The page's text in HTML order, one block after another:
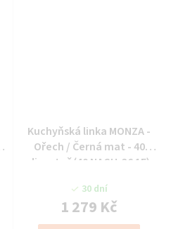
Kuchyňská linka MONZA -
Ořech / Černá mat - 40
digestoř (40 NAGU-36 1F)
30 dní
1 279 Kč